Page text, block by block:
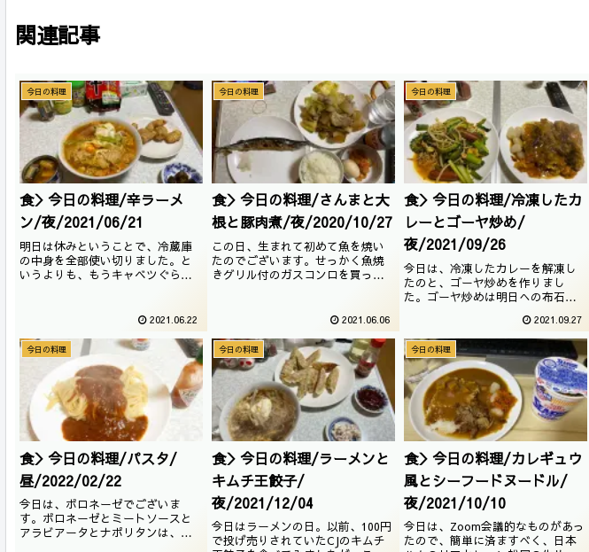
関連記事
今日の料理
食＞今日の料理/辛ラーメ
ン/夜/2021/06/21
明日は休みということで、冷蔵庫
の中身を全部使い切りました。と
いうよりも、もうキャベツぐらい
たのでございます。缶詰もなんと
なく消化。唐揚げは順当にいけば
明日のお昼になくなりますね。冷
蔵庫の中身は綺麗さっぱりと言う
ことで、明日補充致...
2021.06.22
今日の料理
食＞今日の料理/さんまと大
根と豚肉煮/夜/2020/10/27
この日、生まれて初めて魚を焼い
たのでございます。せっかく魚焼
きグリル付のガスコンロを買った
と、イオンにいったらさんまが1匹
で買えたので、ありがたく買わせ
ていただいたのでございます。初
物で若干身が痩せておりますが、
良い感じにやけまし...
2021.06.06
今日の料理
食＞今日の料理/冷凍したカ
レーとゴーヤ炒め/
夜/2021/09/26
今日は、冷凍したカレーを解凍し
たのと、ゴーヤ炒めを作りまし
た。ゴーヤ炒めは明日への布石で
味しいですが、ゴーヤ炒めは味付
けが微妙でございます。小松菜が
悪さをしているのかもしれません
ね執筆日：2021/09/26
2021.09.27
今日の料理
食＞今日の料理/パスタ/
昼/2022/02/22
今日は、ボロネーゼでございま
す。ボロネーゼとミートソースと
アラビアータとナポリタンは、お
今日の料理
食＞今日の料理/ラーメンと
キムチ王餃子/
夜/2021/12/04
今日はラーメンの日。以前、100円
で投げ売りされていたCJのキムチ
今日の料理
食＞今日の料理/カレギュウ
風とシーフードヌードル/
夜/2021/10/10
今日は、Zoom会議的なものがあっ
たので、簡単に済ますべく、日本